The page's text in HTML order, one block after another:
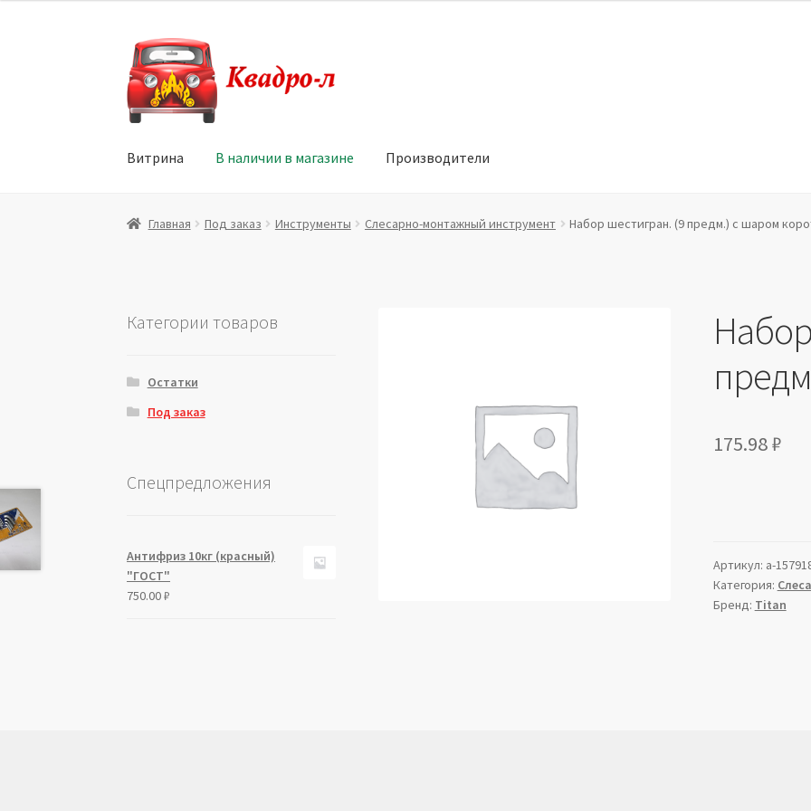
Перейти
к
навигации
Перейти
к
содержимому
Витрина В наличии в магазине Производители
Главная Витрина Мой аккаунт Политика в отношении обработки персональных данных Производители
Главная Под заказ Инструменты Слесарно-монтажный инструмент Набор шестигран. (9 предм.) с шаром
175.98₽
Артикул: a-
Категория:
Бренд: Titan
Категории товаров
Остатки
Под заказ
Спецпредложения
Антифриз 10кг (красный)
"ГОСТ"
750.00₽